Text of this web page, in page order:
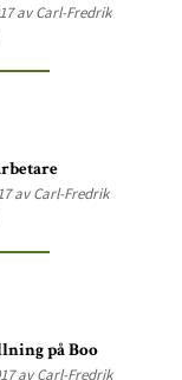
av Carl-Fredrik
av Carl-Fredrik
på Boo
av Carl-Fredrik